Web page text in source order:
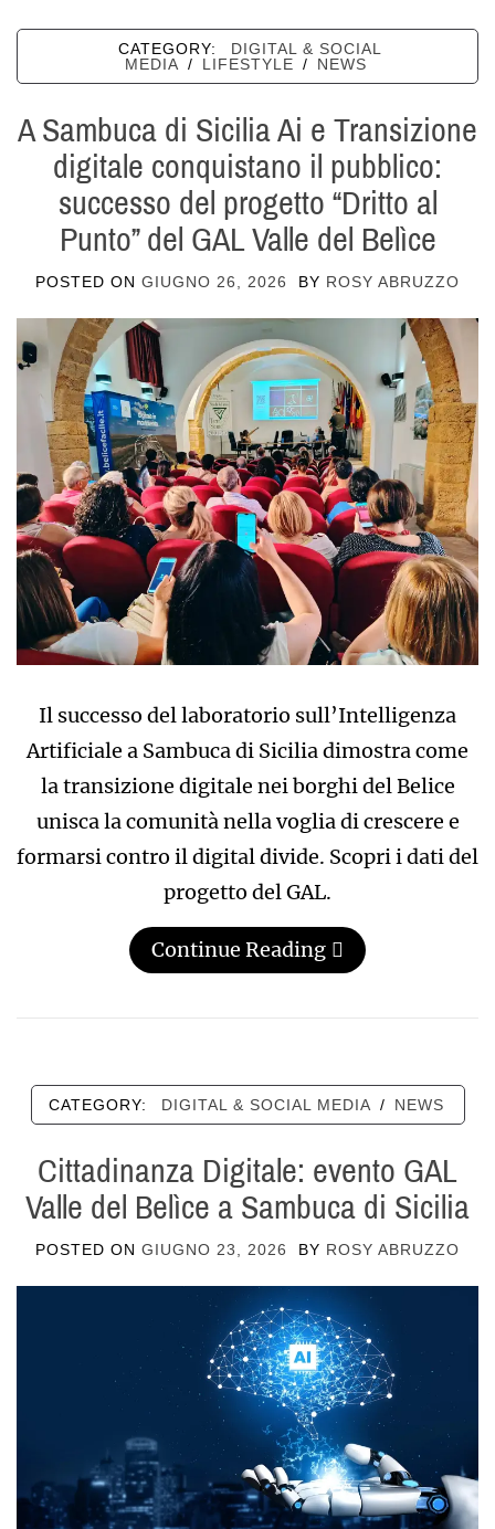
CATEGORY:
DIGITAL & SOCIAL
MEDIA / LIFESTYLE / NEWS
A Sambuca di Sicilia Ai e Transizione
digitale conquistano il pubblico:
successo del progetto “Dritto al
Punto” del GAL Valle del Belìce
POSTED ON GIUGNO 26, 2026 BY ROSY ABRUZZO
Il successo del laboratorio sull’Intelligenza
Artificiale a Sambuca di Sicilia dimostra come
la transizione digitale nei borghi del Belice
unisca la comunità nella voglia di crescere e
formarsi contro il digital divide. Scopri i dati del
progetto del GAL.
Continue Reading
CATEGORY: DIGITAL & SOCIAL MEDIA / NEWS
Cittadinanza Digitale: evento GAL
Valle del Belìce a Sambuca di Sicilia
POSTED ON GIUGNO 23, 2026 BY ROSY ABRUZZO